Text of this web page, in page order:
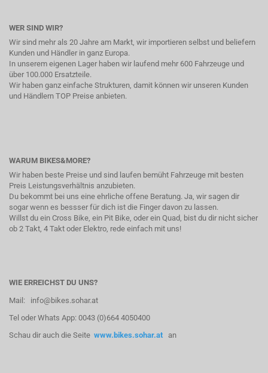
WER SIND WIR?
Wir sind mehr als 20 Jahre am Markt, wir importieren selbst und beliefern
Kunden und Händler in ganz Europa.
In unserem eigenen Lager haben wir laufend mehr 600 Fahrzeuge und
über 100.000 Ersatzteile.
Wir haben ganz einfache Strukturen, damit können wir unseren Kunden
und Händlern TOP Preise anbieten.
WARUM BIKES&MORE?
Wir haben beste Preise und sind laufen bemüht Fahrzeuge mit besten
Preis Leistungsverhältnis anzubieten.
Du bekommt bei uns eine ehrliche offene Beratung. Ja, wir sagen dir
sogar wenn es bessser für dich ist die Finger davon zu lassen.
Willst du ein Cross Bike, ein Pit Bike, oder ein Quad, bist du dir nicht sicher
ob 2 Takt, 4 Takt oder Elektro, rede einfach mit uns!
WIE ERREICHST DU UNS?
Mail: info@bikes.sohar.at
Tel oder Whats App: 0043 (0)664 4050400
Schau dir auch die Seite www.bikes.sohar.at an